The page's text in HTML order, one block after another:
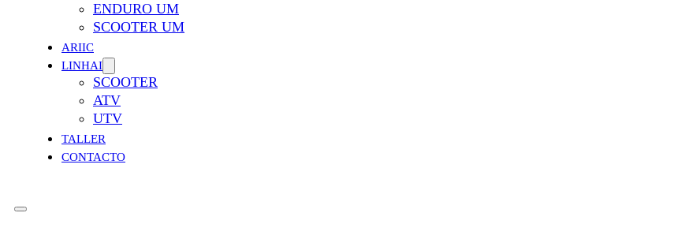
ENDURO UM
SCOOTER UM
ARIIC
LINHAI
SCOOTER
ATV
UTV
TALLER
CONTACTO